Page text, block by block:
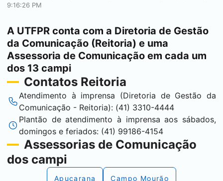
9:16:26 PM
A UTFPR conta com a Diretoria de Gestão
da Comunicação (Reitoria) e uma
Assessoria de Comunicação em cada um
dos 13 campi
Contatos Reitoria
Atendimento à imprensa (Diretoria de Gestão da
Comunicação - Reitoria): (41) 3310-4444
Plantão de atendimento à imprensa aos sábados,
domingos e feriados: (41) 99186-4154
Assessorias de Comunicação
dos campi
Apucarana Campo Mourão